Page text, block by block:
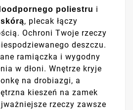
poliestru i
, plecak łączy
Ochroni Twoje rzeczy
deszczu.
ramiączka i wygodny
w dłoni. Wnętrze kryje
na drobiazgi, a
kieszeń na zamek
rzeczy zawsze